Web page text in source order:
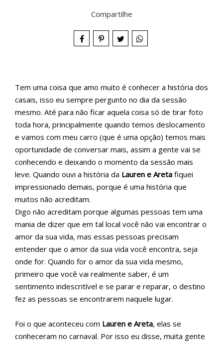
Compartilhe
Tem uma coisa que amo muito é conhecer a história dos
casais, isso eu sempre pergunto no dia da sessão
mesmo. Até para não ficar aquela coisa só de tirar foto
toda hora, principalmente quando temos deslocamento
e vamos com meu carro (que é uma opção) temos mais
oportunidade de conversar mais, assim a gente vai se
conhecendo e deixando o momento da sessão mais
leve. Quando ouvi a história da Lauren e Areta fiquei
impressionado demais, porque é uma história que
muitos não acreditam.
Digo não acreditam porque algumas pessoas tem uma
mania de dizer que em tal local você não vai encontrar o
amor da sua vida, mas essas pessoas precisam
entender que o amor da sua vida você encontra, seja
onde for. Quando for o amor da sua vida mesmo,
primeiro que você vai realmente saber, é um
sentimento indescritível e se parar e reparar, o destino
fez as pessoas se encontrarem naquele lugar.
Foi o que aconteceu com Lauren e Areta, elas se
conheceram no carnaval. Por isso eu disse, muita gente